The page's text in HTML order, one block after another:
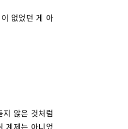
없었던 게 아
않은 것처럼
계제는 아니었